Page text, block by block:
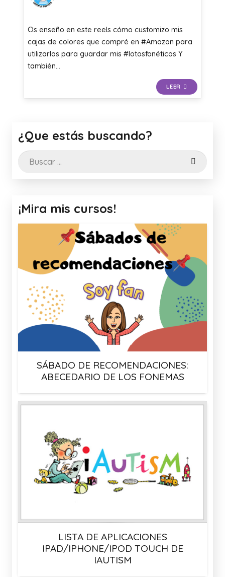
Os enseño en este reels cómo customizo mis
cajas de colores que compré en #Amazon para
utilizarlas para guardar mis #lotosfonéticos Y
también…
LEER
¿Que estás buscando?
Buscar:
¡Mira mis cursos!
SÁBADO DE RECOMENDACIONES:
ABECEDARIO DE LOS FONEMAS
LISTA DE APLICACIONES
IPAD/IPHONE/IPOD TOUCH DE
IAUTISM